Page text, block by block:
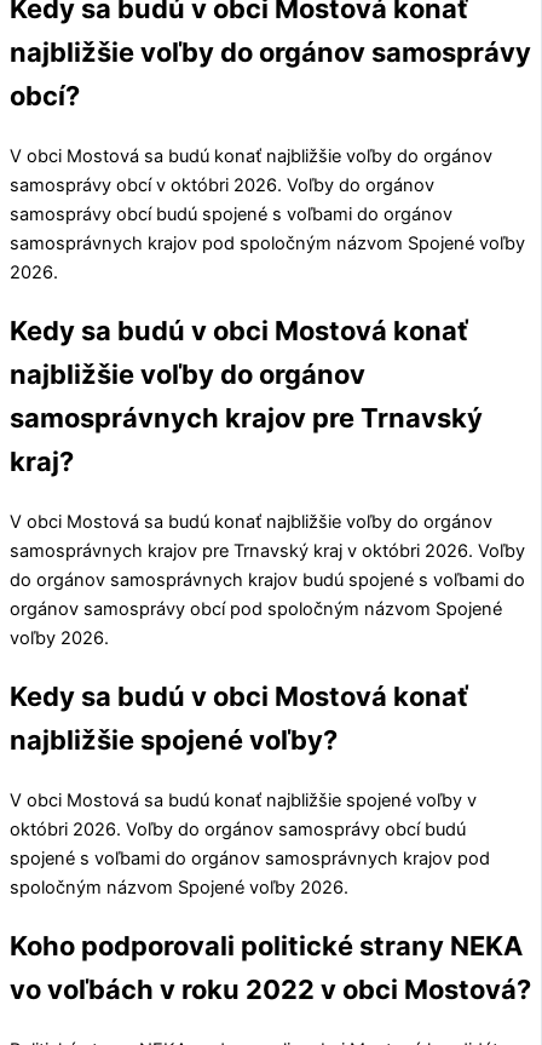
Kedy sa budú v obci Mostová konať
najbližšie voľby do orgánov samosprávy
obcí?
V obci Mostová sa budú konať najbližšie voľby do orgánov
samosprávy obcí v októbri 2026. Voľby do orgánov
samosprávy obcí budú spojené s voľbami do orgánov
samosprávnych krajov pod spoločným názvom Spojené voľby
2026.
Kedy sa budú v obci Mostová konať
najbližšie voľby do orgánov
samosprávnych krajov pre Trnavský
kraj?
V obci Mostová sa budú konať najbližšie voľby do orgánov
samosprávnych krajov pre Trnavský kraj v októbri 2026. Voľby
do orgánov samosprávnych krajov budú spojené s voľbami do
orgánov samosprávy obcí pod spoločným názvom Spojené
voľby 2026.
Kedy sa budú v obci Mostová konať
najbližšie spojené voľby?
V obci Mostová sa budú konať najbližšie spojené voľby v
októbri 2026. Voľby do orgánov samosprávy obcí budú
spojené s voľbami do orgánov samosprávnych krajov pod
spoločným názvom Spojené voľby 2026.
Koho podporovali politické strany NEKA
vo voľbách v roku 2022 v obci Mostová?